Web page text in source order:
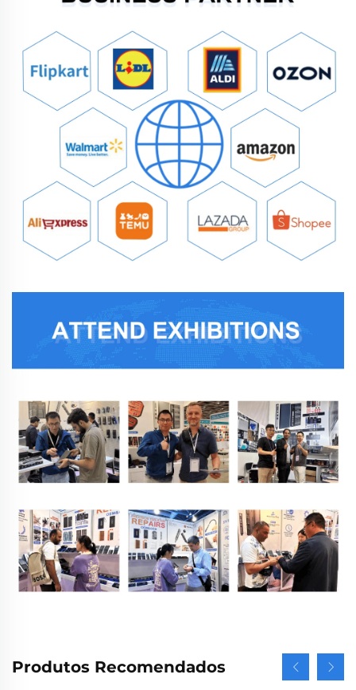
Produtos Recomendados